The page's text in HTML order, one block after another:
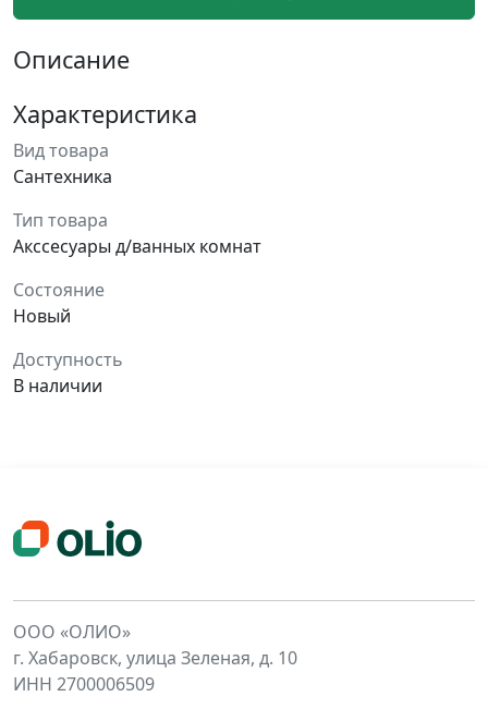
Описание
Характеристика
Вид товара
Сантехника
Тип товара
Акссесуары д/ванных комнат
Состояние
Новый
Доступность
В наличии
ООО «ОЛИО»
г. Хабаровск, улица Зеленая, д. 10
ИНН 2700006509